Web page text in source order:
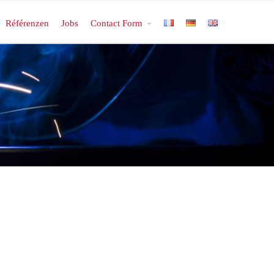
Référenzen Jobs Contact Form